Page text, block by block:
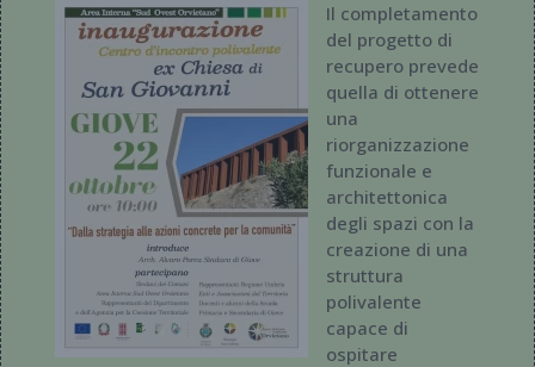
Il completamento
del progetto di
recupero prevede
quella di ottenere
una
riorganizzazione
funzionale e
architettonica
degli spazi con la
creazione di una
struttura
polivalente
capace di
ospitare